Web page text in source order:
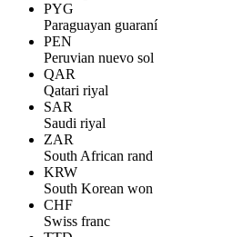
PYG
Paraguayan guaraní
PEN
Peruvian nuevo sol
QAR
Qatari riyal
SAR
Saudi riyal
ZAR
South African rand
KRW
South Korean won
CHF
Swiss franc